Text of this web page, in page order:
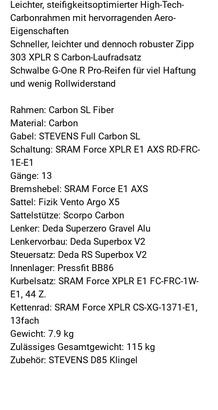
Leichter, steifigkeitsoptimierter High-Tech-
Carbonrahmen mit hervorragenden Aero-
Eigenschaften
Schneller, leichter und dennoch robuster Zipp
303 XPLR S Carbon-Laufradsatz
Schwalbe G-One R Pro-Reifen für viel Haftung
und wenig Rollwiderstand
Rahmen: Carbon SL Fiber
Material: Carbon
Gabel: STEVENS Full Carbon SL
Schaltung: SRAM Force XPLR E1 AXS RD-FRC-
1E-E1
Gänge: 13
Bremshebel: SRAM Force E1 AXS
Sattel: Fizik Vento Argo X5
Sattelstütze: Scorpo Carbon
Lenker: Deda Superzero Gravel Alu
Lenkervorbau: Deda Superbox V2
Steuersatz: Deda RS Superbox V2
Innenlager: Pressfit BB86
Kurbelsatz: SRAM Force XPLR E1 FC-FRC-1W-
E1, 44 Z.
Kettenrad: SRAM Force XPLR CS-XG-1371-E1,
13fach
Gewicht: 7.9 kg
Zulässiges Gesamtgewicht: 115 kg
Zubehör: STEVENS D85 Klingel